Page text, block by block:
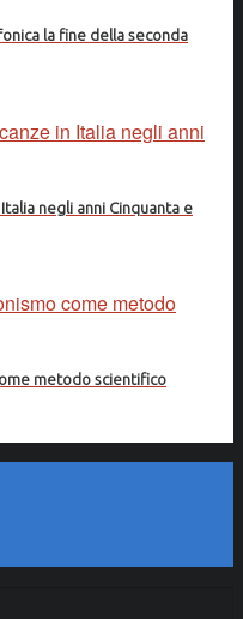
la fine della seconda
negli anni Cinquanta e
metodo scientifico